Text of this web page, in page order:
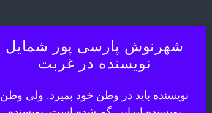
شهرنوش پارسی پور شمایل
نویسنده در غربت
نویسنده باید در وطن خود بمیرد. ولی وطن